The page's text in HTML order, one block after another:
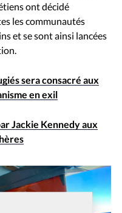
ont décidé
les communautés
et se sont ainsi lancées
sera consacré aux
en exil
Jackie Kennedy aux